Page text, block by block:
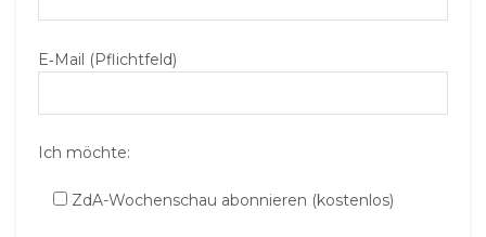
E‑Mail (Pflichtfeld)
Ich möchte:
ZdA-Wochenschau abonnieren (kostenlos)